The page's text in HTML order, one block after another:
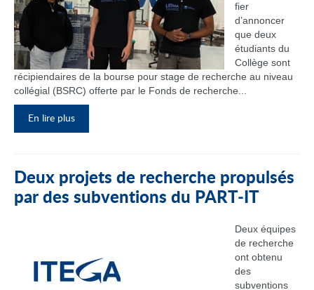
fier
d’annoncer
que deux
étudiants du
Collège sont
récipiendaires de la bourse pour stage de recherche au niveau
collégial (BSRC) offerte par le Fonds de recherche...
En lire plus
Deux projets de recherche propulsés
par des subventions du PART‑IT
Deux équipes
de recherche
ont obtenu
des
subventions